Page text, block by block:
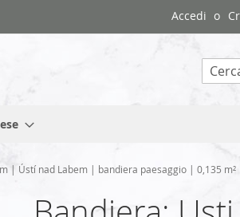
Accedi
| Ústí nad Labem | bandiera paesaggio | 0,135